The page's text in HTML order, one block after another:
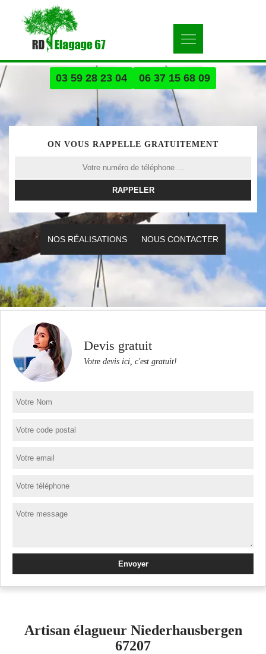
03 59 28 23 04 06 37 15 68 09
ON VOUS RAPPELLE GRATUITEMENT
NOS RÉALISATIONS NOUS CONTACTER
Devis gratuit
Votre devis ici, c'est gratuit!
Artisan élagueur Niederhausbergen
67207